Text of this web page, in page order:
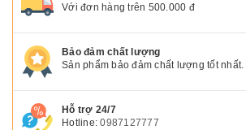
Với đơn hàng trên 500.000 đ
Bảo đảm chất lượng
Sản phẩm bảo đảm chất lượng tốt nhất.
Hỗ trợ 24/7
Hotline:0987127777